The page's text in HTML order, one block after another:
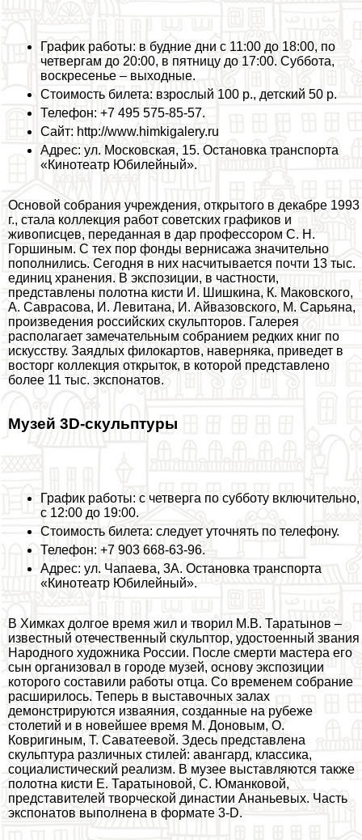
График работы: в будние дни с 11:00 до 18:00, по
четвергам до 20:00, в пятницу до 17:00. Суббота,
воскресенье – выходные.
Стоимость билета: взрослый 100 р., детский 50 р.
Телефон: +7 495 575-85-57.
Сайт: http://www.himkigalery.ru
Адрес: ул. Московская, 15. Остановка трaнcпорта
«Кинотеатр Юбилейный».
Основой собрания учреждения, открытого в декабре 1993
г., стала коллекция работ советских графиков и
живописцев, переданная в дар профессором С. Н.
Горшиным. С тех пор фонды вернисажа значительно
пополнились. Сегодня в них насчитывается почти 13 тыс.
единиц хранения. В экспозиции, в частности,
представлены полотна кисти И. Шишкина, К. Маковского,
А. Саврасова, И. Левитана, И. Айвазовского, М. Сарьяна,
произведения российских скульпторов. Галерея
располагает замечательным собранием редких книг по
искусству. Заядлых филокартов, наверняка, приведет в
восторг коллекция открыток, в которой представлено
более 11 тыс. экспонатов.
Музей 3D-скульптуры
График работы: с четверга по субботу включительно,
с 12:00 до 19:00.
Стоимость билета: следует уточнять по телефону.
Телефон: +7 903 668-63-96.
Адрес: ул. Чапаева, 3А. Остановка трaнcпорта
«Кинотеатр Юбилейный».
В Химках долгое время жил и творил М.В. Таратынов –
известный отечественный скульптор, удостоенный звания
Народного художника России. После cмepти мастера его
сын организовал в городе музей, основу экспозиции
которого составили работы отца. Со временем собрание
расширилось. Теперь в выставочных залах
демонстрируются изваяния, созданные на рубеже
столетий и в новейшее время М. Доновым, О.
Ковригиным, Т. Саватеевой. Здесь представлена
скульптура различных стилей: авангард, классика,
социалистический реализм. В музее выставляются также
полотна кисти Е. Таратыновой, С. Юманковой,
представителей творческой династии Ананьевых. Часть
экспонатов выполнена в формате 3-D.